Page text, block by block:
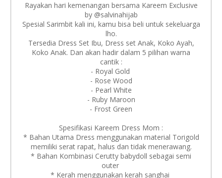
Rayakan hari kemenangan bersama Kareem Exclusive
by @salvinahijab
Spesial Sarimbit kali ini, kamu bisa beli untuk sekeluarga
lho.
Tersedia Dress Set Ibu, Dress set Anak, Koko Ayah,
Koko Anak. Dan akan hadir dalam 5 pilihan warna
cantik :
- Royal Gold
- Rose Wood
- Pearl White
- Ruby Maroon
- Frost Green
Spesifikasi Kareem Dress Mom :
* Bahan Utama Dress menggunakan material Torigold
memiliki serat rapat, halus dan tidak menerawang.
* Bahan Kombinasi Cerutty babydoll sebagai semi
outer
* Kerah menggunakan kerah sanghai